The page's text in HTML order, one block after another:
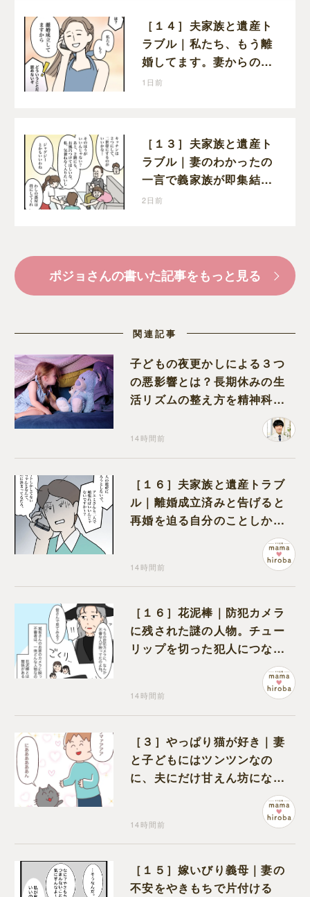
［１４］夫家族と遺産ト
ラブル｜私たち、もう離
婚してます。妻からの報
告に寝耳に水の夫は大慌
1日前
［１３］夫家族と遺産ト
ラブル｜妻のわかったの
一言で義家族が即集結。
新居の話で盛り上がる義
2日前
ポジョさんの書いた記事をもっと見る
関連記事
子どもの夜更かしによる３つ
の悪影響とは？長期休みの生
活リズムの整え方を精神科医
14時間前
［１６］夫家族と遺産トラブ
ル｜離婚成立済みと告げると
再婚を迫る自分のことしか考
14時間前
［１６］花泥棒｜防犯カメラ
に残された謎の人物。チュー
リップを切った犯人につなが
る証拠になるのか期待する
14時間前
［３］やっぱり猫が好き｜妻
と子どもにはツンツンなの
に、夫にだけ甘えん坊になる
14時間前
［１５］嫁いびり義母｜妻の
不安をやきもちで片付ける